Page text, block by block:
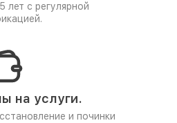
лет с регулярной
на услуги.
и починки